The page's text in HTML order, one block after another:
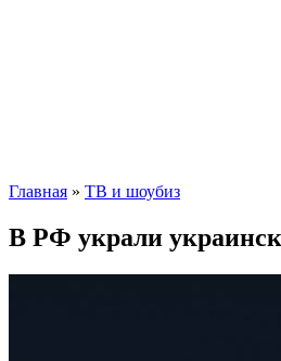
Главная » ТВ и шоубиз
В РФ украли